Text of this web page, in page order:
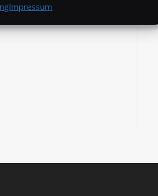
Impressum